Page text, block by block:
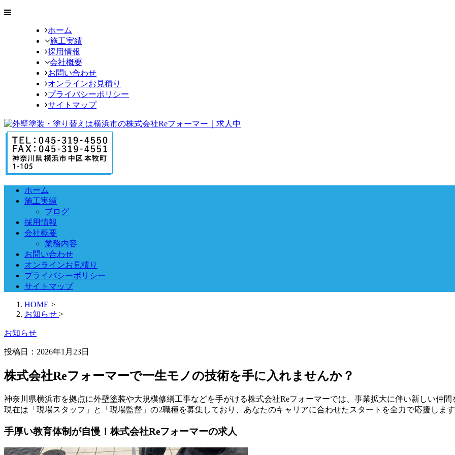
ホーム
施工実績
採用情報
会社概要
お問い合わせ
オンラインお見積り
プライバシーポリシー
サイトマップ
ホーム
施工実績
ブログ
採用情報
会社概要
業務内容
お問い合わせ
オンラインお見積り
プライバシーポリシー
サイトマップ
HOME >
お知らせ >
お知らせ
投稿日： 2026年1月23日
株式会社Reフォーマーで一生モノの技術を手に入れませんか？
神奈川県横浜市を拠点に外壁塗装や大規模修繕工事などを手がける株式会社Reフォーマーでは、事業拡大に伴い新しい仲間
現在は「現場スタッフ」と「現場監督」の2職種を募集しており、あなたのキャリアに合わせたスタートを全力で応援します
手厚い教育体制が自慢！株式会社Reフォーマーの求人